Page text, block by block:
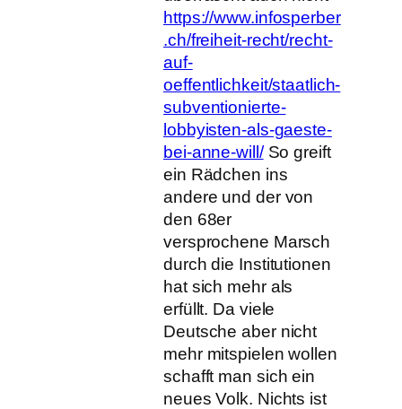
https://www.infosperber
.ch/freiheit-recht/recht-
auf-
oeffentlichkeit/staatlich-
subventionierte-
lobbyisten-als-gaeste-
bei-anne-will/So greift
ein Rädchen ins
andere und der von
den 68er
versprochene Marsch
durch die Institutionen
hat sich mehr als
erfüllt. Da viele
Deutsche aber nicht
mehr mitspielen wollen
schafft man sich ein
neues Volk. Nichts ist